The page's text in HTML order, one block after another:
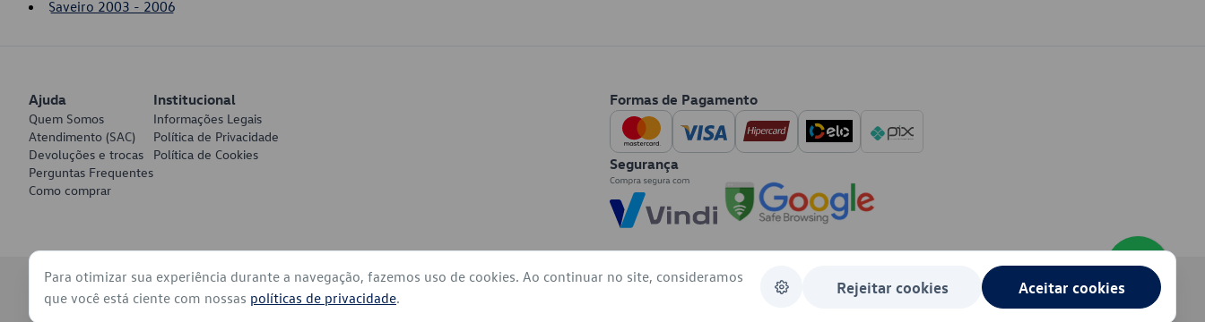
Saveiro 2003 - 2006
Ajuda
Quem Somos
Atendimento (SAC)
Devoluções e trocas
Perguntas Frequentes
Como comprar
Institucional
Informações Legais
Política de Privacidade
Política de Cookies
Formas de Pagamento
Segurança
© 2026 - Volkswagen do Brasil - Todos os direitos reservados
Para otimizar sua experiência durante a navegação, fazemos uso de cookies. Ao continuar no site, consideramos
que você está ciente com nossas políticas de privacidade.
Rejeitar cookies Aceitar cookies